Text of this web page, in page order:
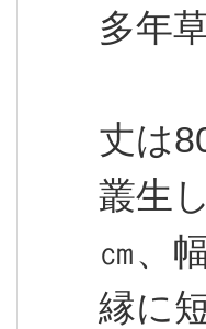
多年草
丈は
叢生
㎝、
縁に